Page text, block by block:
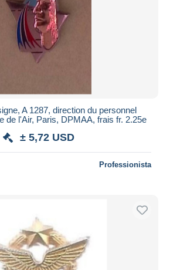
A 1287, direction du personnel
de l'Air, Paris, DPMAA, frais fr. 2.25e
± 5,72 USD
Professionista